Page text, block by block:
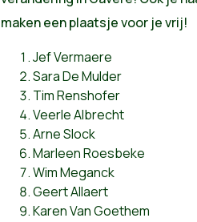
maken een plaatsje voor je vrij!
Jef Vermaere
Sara De Mulder
Tim Renshofer
Veerle Albrecht
Arne Slock
Marleen Roesbeke
Wim Meganck
Geert Allaert
Karen Van Goethem